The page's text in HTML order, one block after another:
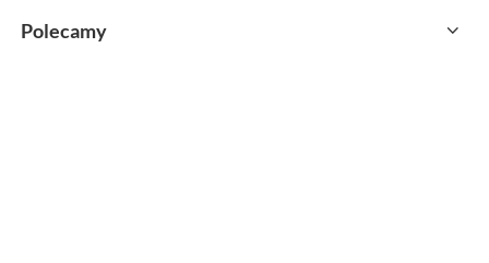
Polecamy